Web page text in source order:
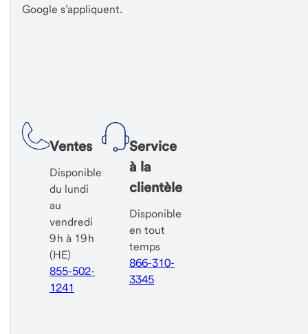
Google s’appliquent.
Ventes
Disponible
du lundi
au
vendredi
9 h à 19 h
(HE)
855-502-
1241
Service
à la
clientèle
Disponible
en tout
temps
866-310-
3345